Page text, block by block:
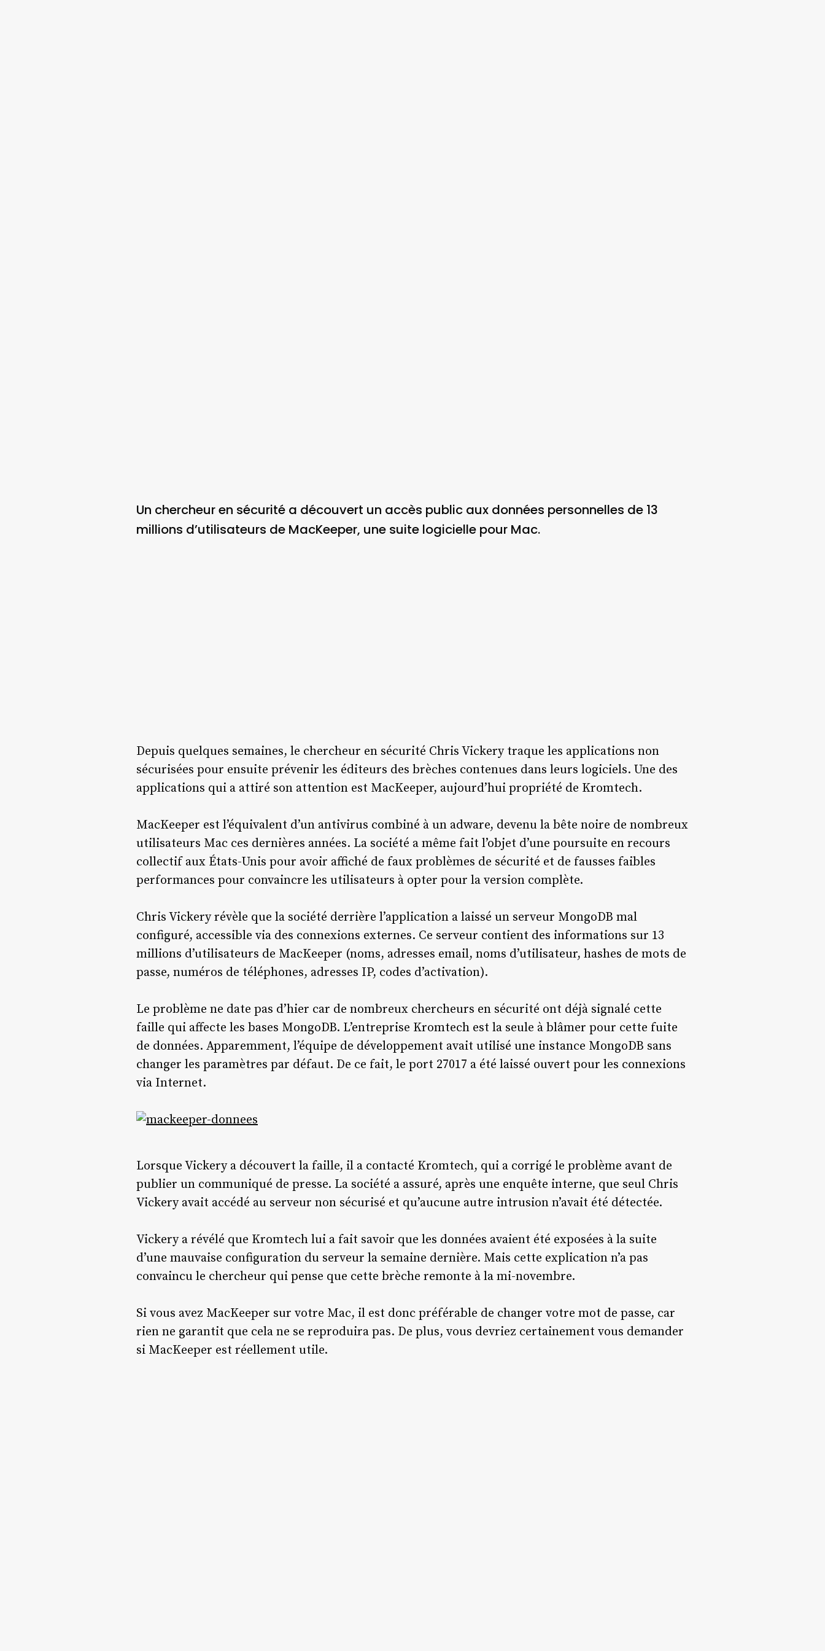
Un chercheur en sécurité a découvert un accès public aux données personnelles de 13
millions d’utilisateurs de MacKeeper, une suite logicielle pour Mac.
Depuis quelques semaines, le chercheur en sécurité Chris Vickery traque les applications non
sécurisées pour ensuite prévenir les éditeurs des brèches contenues dans leurs logiciels. Une des
applications qui a attiré son attention est MacKeeper, aujourd’hui propriété de Kromtech.
MacKeeper est l’équivalent d’un antivirus combiné à un adware, devenu la bête noire de nombreux
utilisateurs Mac ces dernières années. La société a même fait l’objet d’une poursuite en recours
collectif aux États-Unis pour avoir affiché de faux problèmes de sécurité et de fausses faibles
performances pour convaincre les utilisateurs à opter pour la version complète.
Chris Vickery révèle que la société derrière l’application a laissé un serveur MongoDB mal
configuré, accessible via des connexions externes. Ce serveur contient des informations sur 13
millions d’utilisateurs de MacKeeper (noms, adresses email, noms d’utilisateur, hashes de mots de
passe, numéros de téléphones, adresses IP, codes d’activation).
Le problème ne date pas d’hier car de nombreux chercheurs en sécurité ont déjà signalé cette
faille qui affecte les bases MongoDB. L’entreprise Kromtech est la seule à blâmer pour cette fuite
de données. Apparemment, l’équipe de développement avait utilisé une instance MongoDB sans
changer les paramètres par défaut. De ce fait, le port 27017 a été laissé ouvert pour les connexions
via Internet.
Lorsque Vickery a découvert la faille, il a contacté Kromtech, qui a corrigé le problème avant de
publier un communiqué de presse. La société a assuré, après une enquête interne, que seul Chris
Vickery avait accédé au serveur non sécurisé et qu’aucune autre intrusion n’avait été détectée.
Vickery a révélé que Kromtech lui a fait savoir que les données avaient été exposées à la suite
d’une mauvaise configuration du serveur la semaine dernière. Mais cette explication n’a pas
convaincu le chercheur qui pense que cette brèche remonte à la mi-novembre.
Si vous avez MacKeeper sur votre Mac, il est donc préférable de changer votre mot de passe, car
rien ne garantit que cela ne se reproduira pas. De plus, vous devriez certainement vous demander
si MacKeeper est réellement utile.